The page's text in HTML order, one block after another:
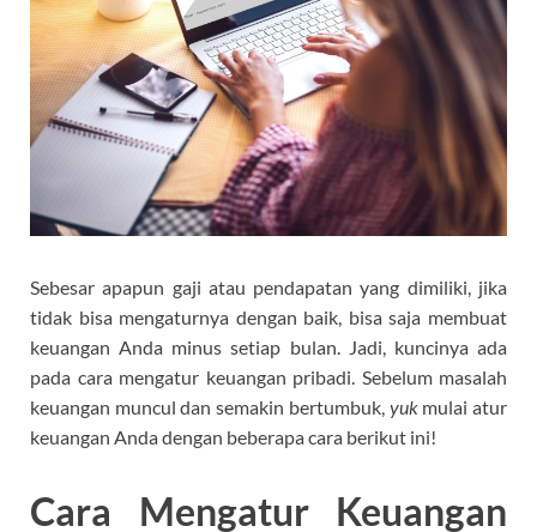
Sebesar apapun gaji atau pendapatan yang dimiliki, jika
tidak bisa mengaturnya dengan baik, bisa saja membuat
keuangan Anda minus setiap bulan. Jadi, kuncinya ada
pada cara mengatur keuangan pribadi. Sebelum masalah
keuangan muncul dan semakin bertumbuk, yukmulai atur
keuangan Anda dengan beberapa cara berikut ini!
Cara Mengatur Keuangan